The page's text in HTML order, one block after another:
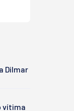
Dilmar
vítima